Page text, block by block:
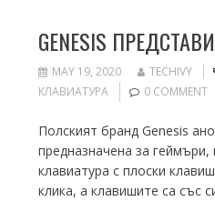
GENESIS
MAY 19, 2020 TECHIVY
КЛАВИАТУРА
0 COMMENT
Полският бранд Genesis
предназначена за
клавиатура с плоски
клика, а клавишите са със